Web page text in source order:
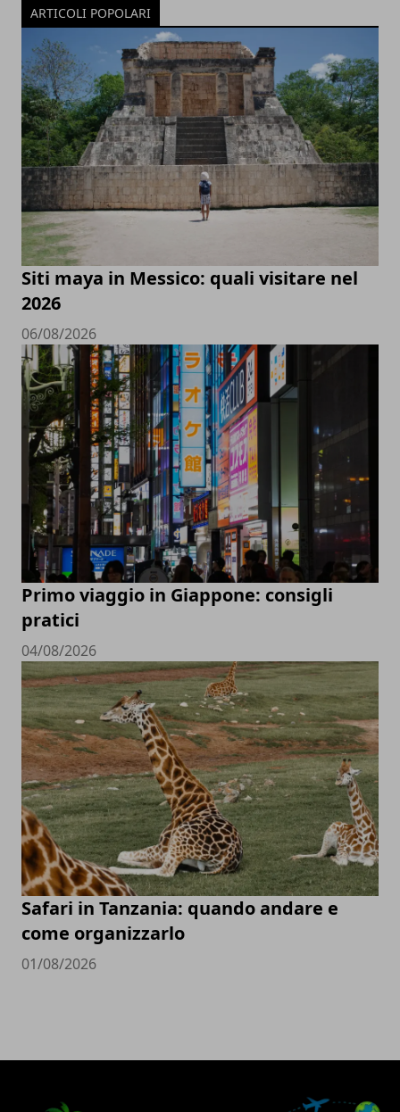
ARTICOLI POPOLARI
Siti maya in Messico: quali visitare nel
2026
06/08/2026
Primo viaggio in Giappone: consigli
pratici
04/08/2026
Safari in Tanzania: quando andare e
come organizzarlo
01/08/2026